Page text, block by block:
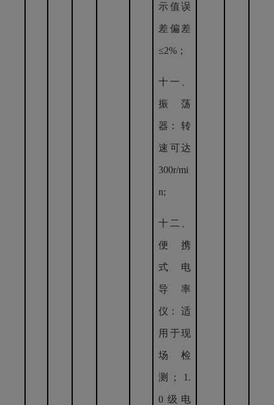
示值误
差偏差
≤2%；
十一、
振 荡
器： 转
速可达
300r/mi
n;
十二、
便 携
式 电
导 率
仪： 适
用于现
场检
测； 1.
0级电